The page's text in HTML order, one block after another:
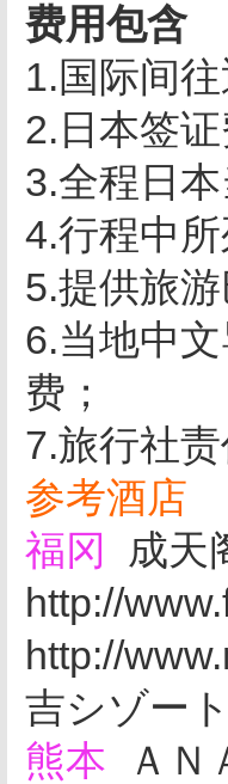
费用包含
1.国际间
2.日本
3.全程日
4.行程中
5.提供旅
6.当地中
费；
7.旅行社
参考酒店
福冈
成天
http://
http://
吉シゾー
熊本 ＡＮ